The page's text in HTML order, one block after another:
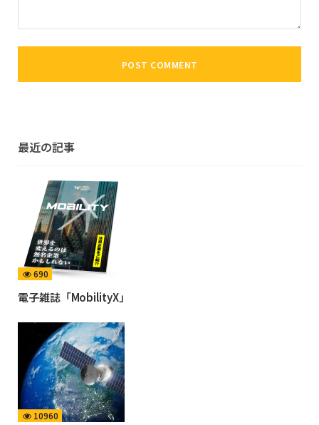
最近の記事
690
電子雑誌「MobilityX」
10960